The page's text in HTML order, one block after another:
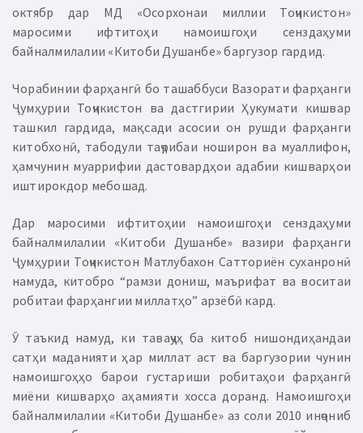
октябр дар МД «Осорхонаи миллии Тоҷикистон»
маросими ифтитоҳи намоишгоҳи сенздаҳуми
байналмилалии «Китоби Душанбе» баргузор гардид.
Чорабинии фарҳангӣ бо ташаббуси Вазорати фарҳанги
Ҷумҳурии Тоҷикистон ва дастгирии Ҳукумати кишвар
ташкил гардида, мақсади асосии он рушди фарҳанги
китобхонӣ, табодули таҷрибаи ноширон ва муаллифон,
ҳамчунин муаррифии дастовардҳои адабии кишварҳои
иштирокдор мебошад.
Дар маросими ифтитоҳии намоишгоҳи сенздаҳуми
байналмилалии «Китоби Душанбе» вазири фарҳанги
Ҷумҳурии Тоҷикистон Матлубахон Сатториён суханронӣ
намуда, китобро “рамзи дониш, маърифат ва воситаи
робитаи фарҳангии миллатҳо” арзёбӣ кард.
Ӯ таъкид намуд, ки таваҷҷуҳ ба китоб нишондиҳандаи
сатҳи маданияти ҳар миллат аст ва баргузории чунин
намоишгоҳҳо барои густариши робитаҳои фарҳангӣ
миёни кишварҳо аҳамияти хосса доранд. Намоишгоҳи
байналмилалии «Китоби Душанбе» аз соли 2010 инҷониб